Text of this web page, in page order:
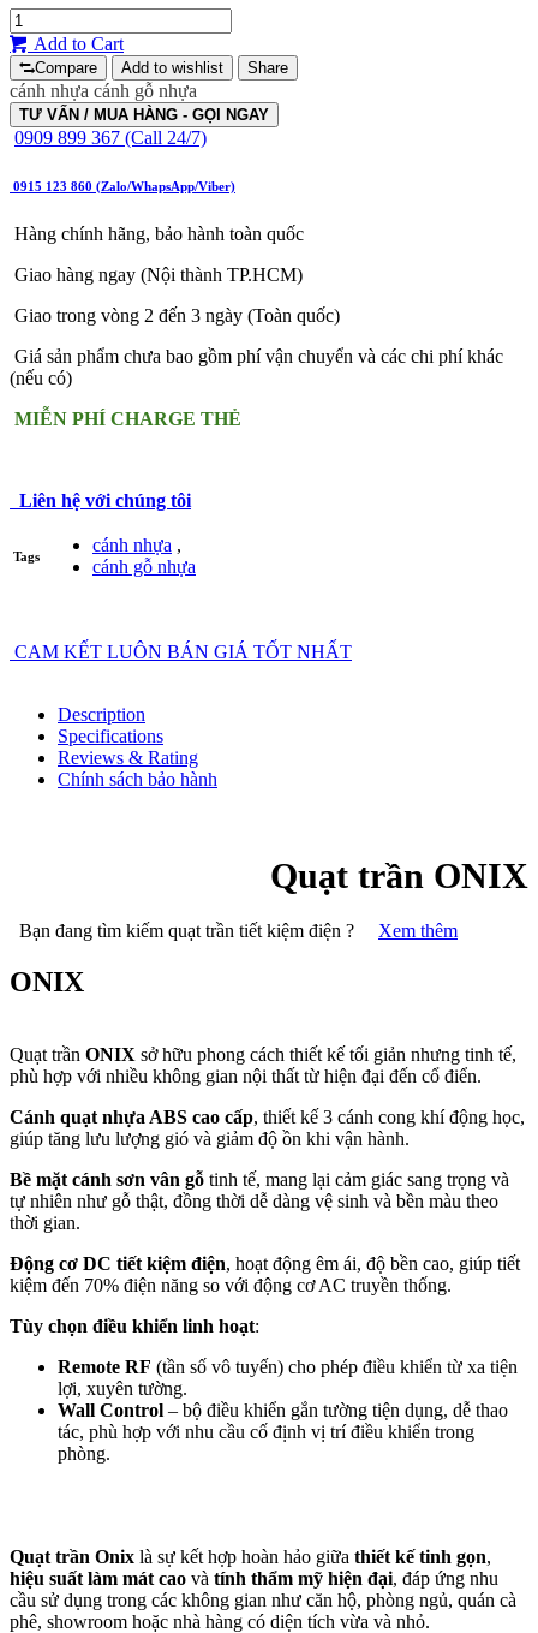
Add to Cart
Compare Add to wishlist Share
cánh nhựa cánh gỗ nhựa
TƯ VẤN / MUA HÀNG - GỌI NGAY
0909 899 367 (Call 24/7)
0915 123 860 (Zalo/WhapsApp/Viber)
Hàng chính hãng, bảo hành toàn quốc
Giao hàng ngay (Nội thành TP.HCM)
Giao trong vòng 2 đến 3 ngày (Toàn quốc)
Giá sản phẩm chưa bao gồm phí vận chuyển và các chi phí khác
(nếu có)
MIỄN PHÍ CHARGE THẺ
Liên hệ với chúng tôi
Tags
cánh nhựa ,
cánh gỗ nhựa
CAM KẾT LUÔN BÁN GIÁ TỐT NHẤT
Description
Specifications
Reviews & Rating
Chính sách bảo hành
Quạt trần ONIX
Bạn đang tìm kiếm quạt trần tiết kiệm điện ? Xem thêm
ONIX
Quạt trần ONIX sở hữu phong cách thiết kế tối giản nhưng tinh tế,
phù hợp với nhiều không gian nội thất từ hiện đại đến cổ điển.
Cánh quạt nhựa ABS cao cấp, thiết kế 3 cánh cong khí động học,
giúp tăng lưu lượng gió và giảm độ ồn khi vận hành.
Bề mặt cánh sơn vân gỗ tinh tế, mang lại cảm giác sang trọng và
tự nhiên như gỗ thật, đồng thời dễ dàng vệ sinh và bền màu theo
thời gian.
Động cơ DC tiết kiệm điện, hoạt động êm ái, độ bền cao, giúp tiết
kiệm đến 70% điện năng so với động cơ AC truyền thống.
Tùy chọn điều khiển linh hoạt:
Remote RF (tần số vô tuyến) cho phép điều khiển từ xa tiện
lợi, xuyên tường.
Wall Control – bộ điều khiển gắn tường tiện dụng, dễ thao
tác, phù hợp với nhu cầu cố định vị trí điều khiển trong
phòng.
Quạt trần Onix là sự kết hợp hoàn hảo giữa thiết kế tinh gọn,
hiệu suất làm mát cao và tính thẩm mỹ hiện đại, đáp ứng nhu
cầu sử dụng trong các không gian như căn hộ, phòng ngủ, quán cà
phê, showroom hoặc nhà hàng có diện tích vừa và nhỏ.